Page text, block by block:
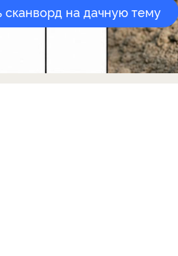
сканворд на дачную тему